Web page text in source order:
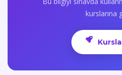
kurslarına